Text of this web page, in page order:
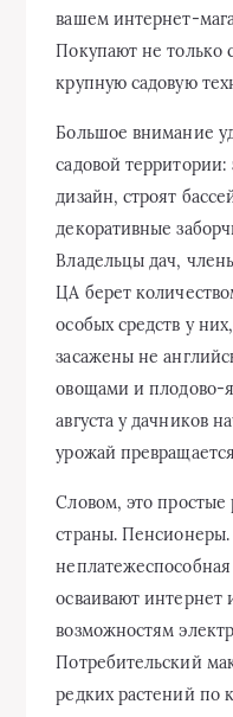
вашем интернет-
Покупают не только
крупную садовую
Большое внимание
садовой
дизайн, строят
декоративные
Владельцы дач,
ЦА берет
особых средств у
засажены не
овощами и плодово-
августа у дачников
урожай
Словом, это
страны.
осваивают
возможностям
Потребительский
редких растений по